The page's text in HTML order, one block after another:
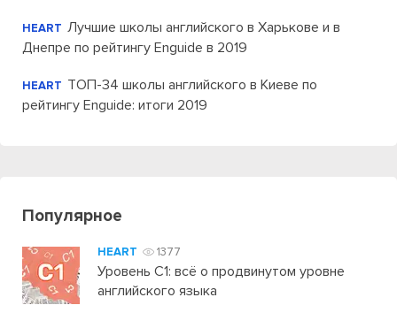
HEART Лучшие школы английского в Харькове и в
Днепре по рейтингу Enguide в 2019
HEART ТОП-34 школы английского в Киеве по
рейтингу Enguide: итоги 2019
Популярное
HEART 1377
Уровень C1: всё о продвинутом уровне
английского языка